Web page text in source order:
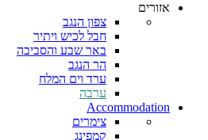
אזורים
צפון הנגב
חבל לכיש ויתיר
באר שבע והסביבה
הר הנגב
ערד וים המלח
ערבה
Accommodation
צימרים
קמפינג